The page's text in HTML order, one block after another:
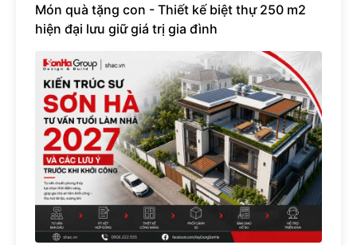
Món quà tặng con - Thiết kế biệt thự 250 m2
hiện đại lưu giữ giá trị gia đình